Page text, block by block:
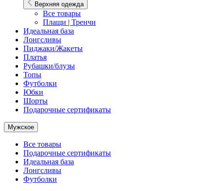
Верхняя одежда
Все товары
Плащи | Тренчи
Идеальная база
Лонгсливы
Пиджаки/Жакеты
Платья
Рубашки/блузы
Топы
Футболки
Юбки
Шорты
Подарочные сертификаты
Мужское
Все товары
Подарочные сертификаты
Идеальная база
Лонгсливы
Футболки